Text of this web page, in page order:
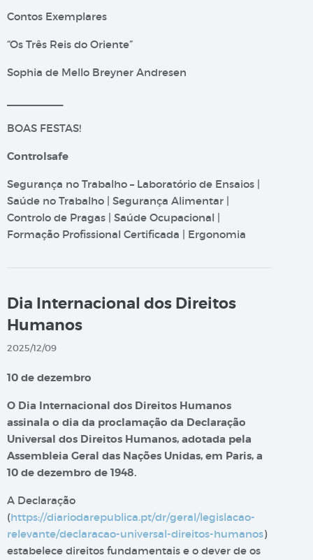
Contos Exemplares
“Os Três Reis do Oriente”
Sophia de Mello Breyner Andresen
BOAS FESTAS!
Controlsafe
Segurança no Trabalho – Laboratório de Ensaios |
Saúde no Trabalho | Segurança Alimentar |
Controlo de Pragas | Saúde Ocupacional |
Formação Profissional Certificada | Ergonomia
Dia Internacional dos Direitos
Humanos
2025/12/09
10 de dezembro
O Dia Internacional dos Direitos Humanos
assinala o dia da proclamação da Declaração
Universal dos Direitos Humanos, adotada pela
Assembleia Geral das Nações Unidas, em Paris, a
10 de dezembro de 1948.
A Declaração
(https://diariodarepublica.pt/dr/geral/legislacao-
relevante/declaracao-universal-direitos-humanos)
estabelece direitos fundamentais e o dever de os